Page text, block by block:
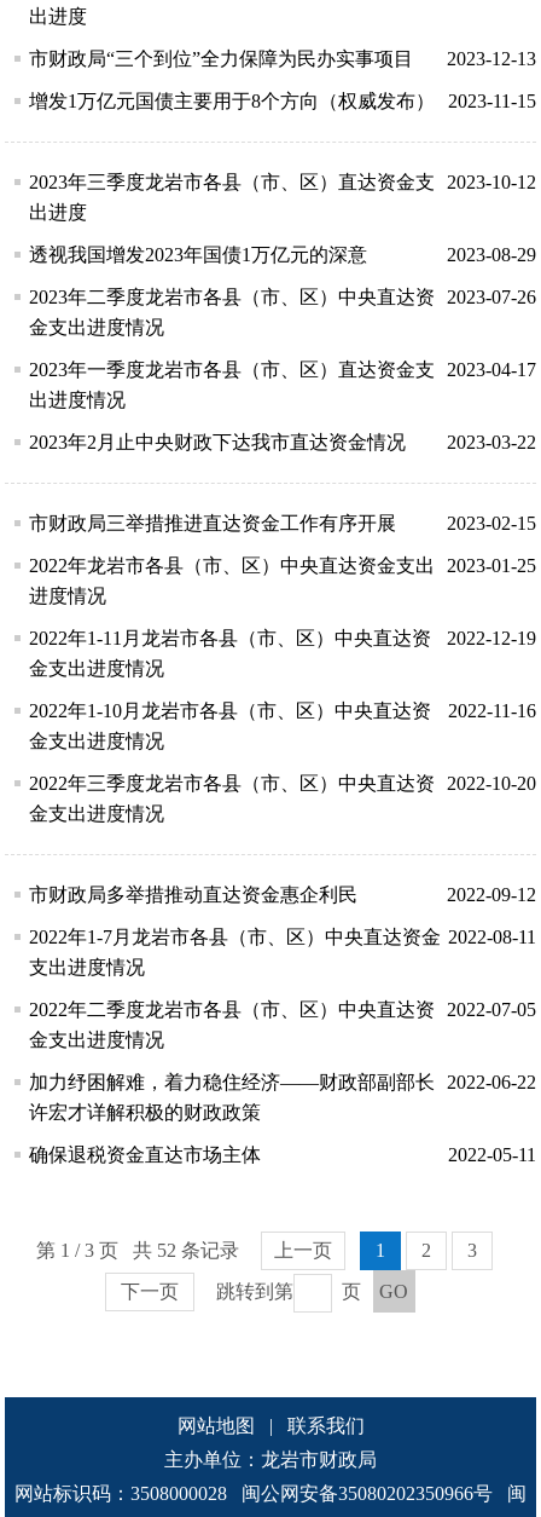
出进度
2023-12-13
市财政局“三个到位”全力保障为民办实事项目
2023-11-15
增发1万亿元国债主要用于8个方向（权威发布）
2023-10-12
2023年三季度龙岩市各县（市、区）直达资金支
出进度
2023-08-29
透视我国增发2023年国债1万亿元的深意
2023-07-26
2023年二季度龙岩市各县（市、区）中央直达资
金支出进度情况
2023-04-17
2023年一季度龙岩市各县（市、区）直达资金支
出进度情况
2023-03-22
2023年2月止中央财政下达我市直达资金情况
2023-02-15
市财政局三举措推进直达资金工作有序开展
2023-01-25
2022年龙岩市各县（市、区）中央直达资金支出
进度情况
2022-12-19
2022年1-11月龙岩市各县（市、区）中央直达资
金支出进度情况
2022-11-16
2022年1-10月龙岩市各县（市、区）中央直达资
金支出进度情况
2022-10-20
2022年三季度龙岩市各县（市、区）中央直达资
金支出进度情况
2022-09-12
市财政局多举措推动直达资金惠企利民
2022-08-11
2022年1-7月龙岩市各县（市、区）中央直达资金
支出进度情况
2022-07-05
2022年二季度龙岩市各县（市、区）中央直达资
金支出进度情况
2022-06-22
加力纾困解难，着力稳住经济——财政部副部长
许宏才详解积极的财政政策
2022-05-11
确保退税资金直达市场主体
第 1 / 3 页 共 52 条记录 上一页 1 2
3
下一页
跳转到第 页 GO
网站地图 |
联系我们
主办单位：龙岩市财政局
网站标识码：3508000028
闽公网安备35080202350966号 闽